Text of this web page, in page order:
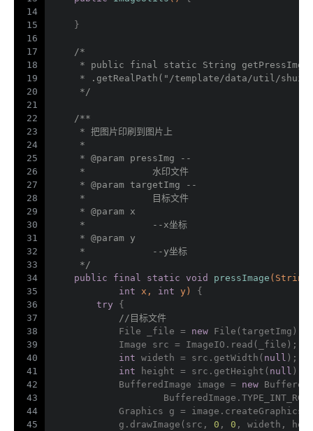
14
15
16
17
18
19
20
21
22
23
24
25
26
27
28
29
30
31
32
33
34
35
36
37
38
39
40
41
42
43
44
45
    }
/*
* public final static String
* .getRealPath("/template/data/util/
     */
/**
     * 把图片印刷到图片上
     *
     *
@param pressImg --
     *            水印文件
     *
@param targetImg --
     *            目标文件
     *
@param x
     *            --x坐标
     *
@param y
     *            --y坐标
     */
public
final static void pressImage (String
int x, int y)
{
try {
//目标文件
            File _file =
new File(targetImg);
            Image src = ImageIO.read(_file);
int wideth = src.getWidth( null );
int height = src.getHeight( null );
            BufferedImage image =
new
Graphics g =
            g.drawImage(src,
0 , 0 , wideth,